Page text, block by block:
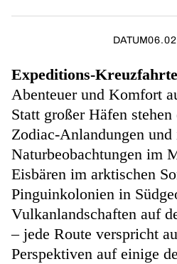
DATUM
Expeditions-
Abenteuer und Komfort
Statt großer Häfen
Zodiac-Anlandungen und
Naturbeobachtungen im
Eisbären im arktischen
Pinguinkolonien in
Vulkanlandschaften auf
– jede Route verspricht
Perspektiven auf einige